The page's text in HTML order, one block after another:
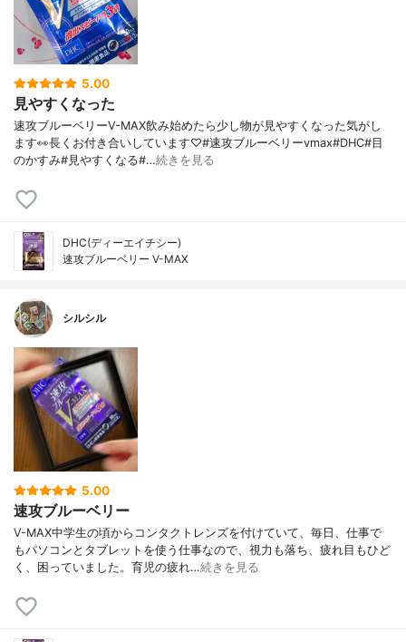
5.00
見やすくなった
速攻ブルーベリーV-MAX飲み始めたら少し物が見やすくなった気がし
ます👀長くお付き合いしています♡#速攻ブルーベリーvmax#DHC#目
のかすみ#見やすくなる#…続きを見る
DHC(ディーエイチシー)
速攻ブルーベリー V-MAX
シルシル
5.00
速攻ブルーベリー
V-MAX中学生の頃からコンタクトレンズを付けていて、毎日、仕事で
もパソコンとタブレットを使う仕事なので、視力も落ち、疲れ目もひど
く、困っていました。育児の疲れ…続きを見る